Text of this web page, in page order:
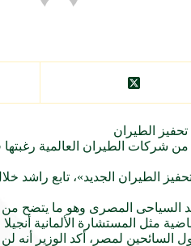
الطيران
شركات الطيران العالمية
الطيران الجديد»، تابع
المصرى وهو ما يتضح من
مثل المستشارة الألمانية
لمصر، أكد الوزير أنه